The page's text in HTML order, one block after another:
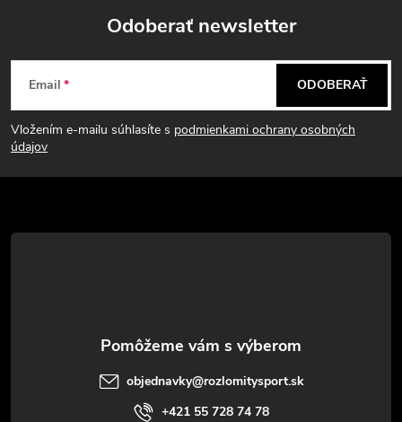
Z
á
p
t
Odoberať newsletter
Email
Vložením e-mailu súhlasíte s podmienkami ochrany osobných
údajov
ODOBERAŤ
objednavky@rozlomitysport.sk
+421 55 728 74 78